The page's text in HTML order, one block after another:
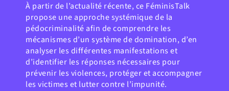
À partir de l’actualité récente, ce FéminisTalk
propose une approche systémique de la
pédocriminalité afin de comprendre les
mécanismes d’un système de domination, d’en
analyser les différentes manifestations et
d’identifier les réponses nécessaires pour
prévenir les violences, protéger et accompagner
les victimes et lutter contre l’impunité.